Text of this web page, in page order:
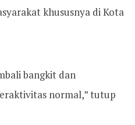
khususnya di Kota
bangkit dan
normal,” tutup